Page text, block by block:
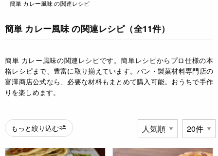
簡単 カレー風味 の関連レシピ
簡単 カレー風味 の関連レシピ（全11件）
簡単 カレー風味の関連レシピです。簡単レシピからプロ仕様の本
格レシピまで、豊富に取り揃えています。パン・製菓材料専門店の
富澤商店公式なら、必要な材料もまとめて購入可能。おうちで手作
りを楽しめます。
もっと絞り込む